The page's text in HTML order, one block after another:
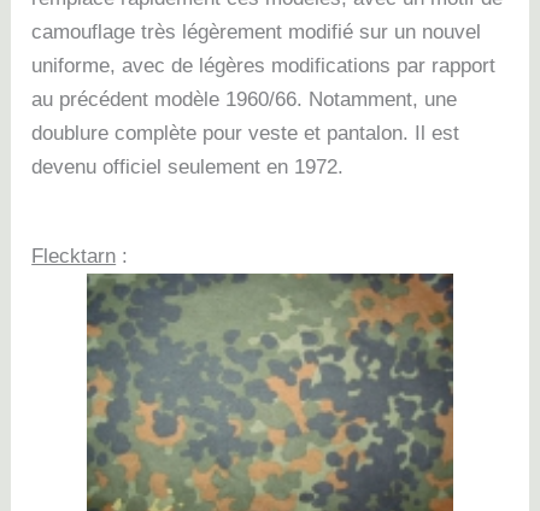
camouflage très légèrement modifié sur un nouvel
uniforme, avec de légères modifications par rapport
au précédent modèle 1960/66. Notamment, une
doublure complète pour veste et pantalon. Il est
devenu officiel seulement en 1972.
Flecktarn :